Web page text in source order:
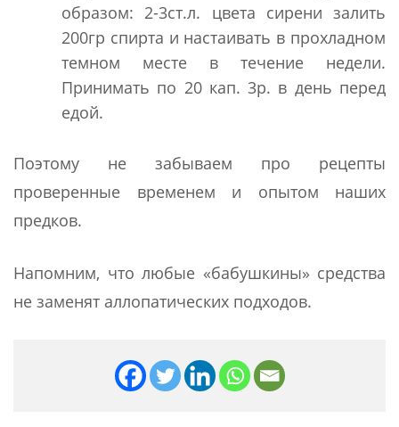
образом: 2-3ст.л. цвета сирени залить
200гр спирта и настаивать в прохладном
темном месте в течение недели.
Принимать по 20 кап. 3р. в день перед
едой.
Поэтому не забываем про рецепты
проверенные временем и опытом наших
предков.
Напомним, что любые «бабушкины» средства
не заменят аллопатических подходов.